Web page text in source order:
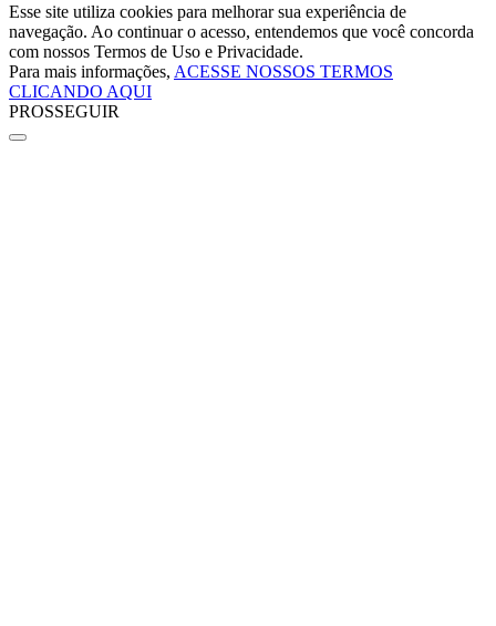
Esse site utiliza cookies para melhorar sua experiência de
navegação. Ao continuar o acesso, entendemos que você concorda
com nossos Termos de Uso e Privacidade.
Para mais informações, ACESSE NOSSOS TERMOS
CLICANDO AQUI
PROSSEGUIR